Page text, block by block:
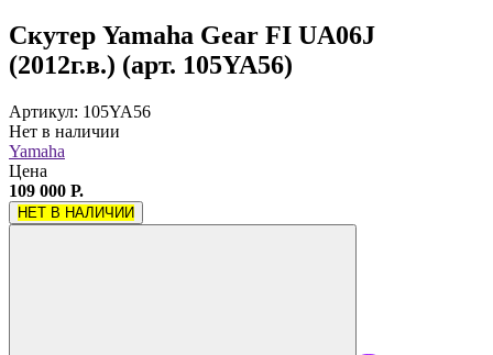
Скутер Yamaha Gear FI UA06J
(2012г.в.) (арт. 105YA56)
Артикул: 105YA56
Нет в наличии
Yamaha
Цена
109 000 Р.
НЕТ В НАЛИЧИИ